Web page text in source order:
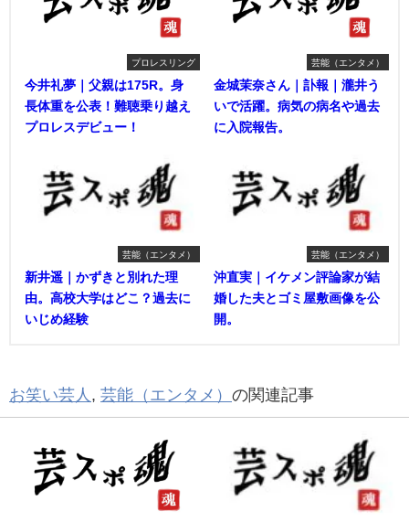
プロレスリング
今井礼夢｜父親は175R。身
長体重を公表！難聴乗り越え
プロレスデビュー！
芸能（エンタメ）
金城茉奈さん｜訃報｜瀧井う
いで活躍。病気の病名や過去
に入院報告。
芸能（エンタメ）
新井遥｜かずきと別れた理
由。高校大学はどこ？過去に
いじめ経験
芸能（エンタメ）
沖直実｜イケメン評論家が結
婚した夫とゴミ屋敷画像を公
開。
お笑い芸人 , 芸能（エンタメ） の関連記事